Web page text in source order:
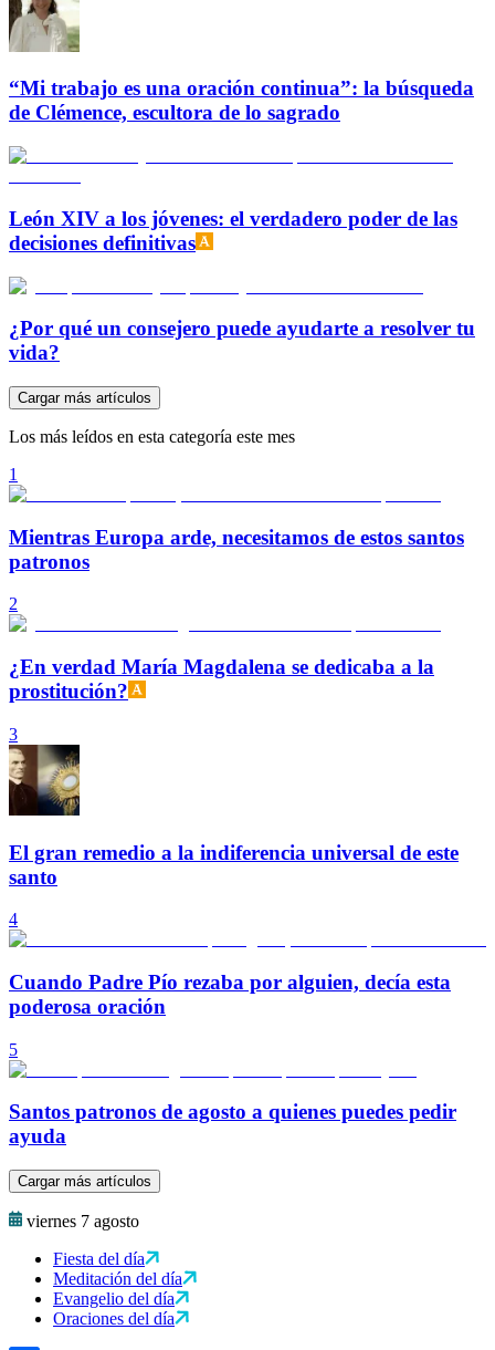
“Mi trabajo es una oración continua”: la búsqueda
de Clémence, escultora de lo sagrado
León XIV a los jóvenes: el verdadero poder de las
decisiones definitivas
¿Por qué un consejero puede ayudarte a resolver tu
vida?
Cargar más artículos
Los más leídos en esta categoría este mes
1
Mientras Europa arde, necesitamos de estos santos
patronos
2
¿En verdad María Magdalena se dedicaba a la
prostitución?
3
El gran remedio a la indiferencia universal de este
santo
4
Cuando Padre Pío rezaba por alguien, decía esta
poderosa oración
5
Santos patronos de agosto a quienes puedes pedir
ayuda
Cargar más artículos
viernes 7 agosto
Fiesta del día
Meditación del día
Evangelio del día
Oraciones del día